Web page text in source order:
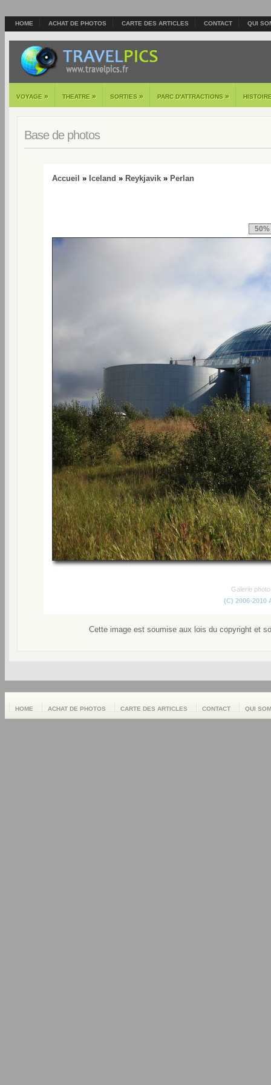
HOME ACHAT DE PHOTOS CARTE DES ARTICLES CONTACT QUI
VOYAGE » THEATRE » SORTIES » PARC D'ATTRACTIONS »
Base de photos
Accueil » Iceland » Reykjavik » Perlan
Galerie
(C) 2006-2010
Cette image est soumise aux lois du copyright et
HOME ACHAT DE PHOTOS CARTE DES ARTICLES CONTACT QUI